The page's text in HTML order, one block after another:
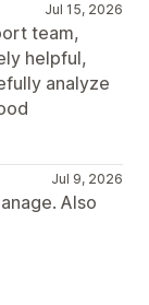
Jul 15, 2026
team,
helpful,
analyze
Jul 9, 2026
Also